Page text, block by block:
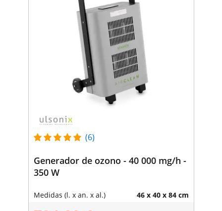
(6)
Generador de ozono - 40 000 mg/h -
350 W
Medidas (l. x an. x al.) 46 x 40 x 84 cm